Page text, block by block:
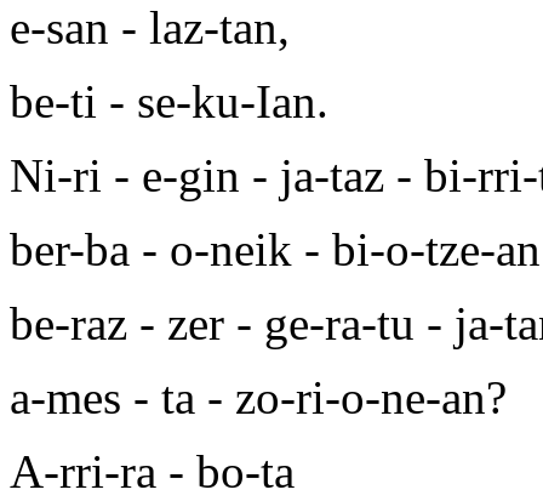
e-san - laz-tan,
be-ti - se-ku-Ian.
Ni-ri - e-gin - ja-taz - bi-
ber-ba - o-neik - bi-o-tze-
be-raz - zer - ge-ra-tu - ja-
a-mes - ta - zo-ri-o-ne-an?
A-rri-ra - bo-ta